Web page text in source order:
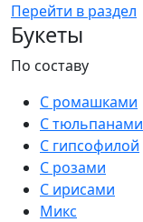
Перейти в раздел
Букеты
По составу
С ромашками
С тюльпанами
С гипсофилой
С розами
С ирисами
Микс